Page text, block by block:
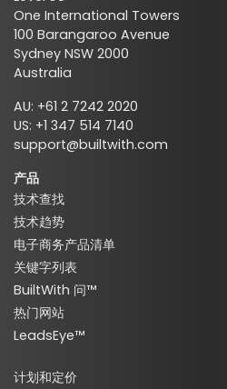
One International Towers
100 Barangaroo Avenue
Sydney NSW 2000
Australia
AU: +61 2 7242 2020
US: +1 347 514 7140
support@builtwith.com
产品
技术查找
技术趋势
电子商务产品清单
关键字列表
BuiltWith 问™
热门网站
LeadsEye™
计划和定价